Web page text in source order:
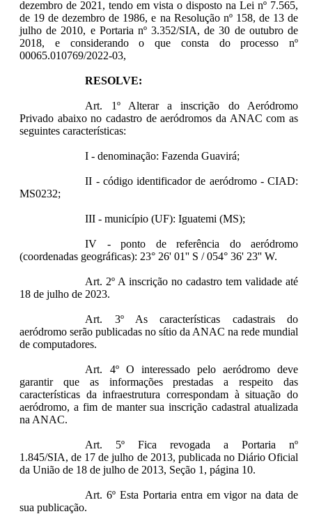
dezembro de 2021, tendo em vista o disposto na Lei nº 7.565,
de 19 de dezembro de 1986, e na Resolução nº 158, de 13 de
julho de 2010, e Portaria nº 3.352/SIA, de 30 de outubro de
2018, e considerando o que consta do processo nº
00065.010769/2022-03,
RESOLVE:
Art. 1º Alterar a inscrição do Aeródromo
Privado abaixo no cadastro de aeródromos da ANAC com as
seguintes características:
I - denominação: Fazenda Guavirá;
II - código identificador de aeródromo - CIAD:
MS0232;
III - município (UF): Iguatemi (MS);
IV - ponto de referência do aeródromo
(coordenadas geográficas): 23° 26' 01'' S / 054° 36' 23'' W.
Art. 2º A inscrição no cadastro tem validade até
18 de julho de 2023.
Art. 3º As características cadastrais do
aeródromo serão publicadas no sítio da ANAC na rede mundial
de computadores.
Art. 4º O interessado pelo aeródromo deve
garantir que as informações prestadas a respeito das
características da infraestrutura correspondam à situação do
aeródromo, a fim de manter sua inscrição cadastral atualizada
na ANAC.
Art. 5º Fica revogada a Portaria nº
1.845/SIA, de 17 de julho de 2013, publicada no Diário Oficial
da União de 18 de julho de 2013, Seção 1, página 10.
Art. 6º Esta Portaria entra em vigor na data de
sua publicação.